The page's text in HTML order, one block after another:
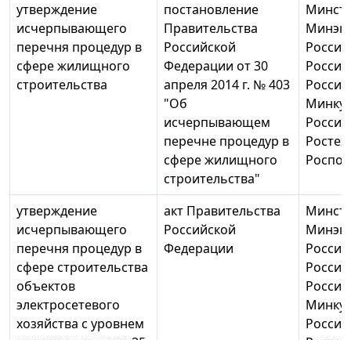
утверждение
исчерпывающего
перечня процедур в
сфере жилищного
строительства
постановление
Правительства
Российской
Федерации от 30
апреля 2014 г. № 403
"Об
исчерпывающем
перечне процедур в
сфере жилищного
строительства"
утверждение
исчерпывающего
перечня процедур в
сфере строительства
объектов
электросетевого
хозяйства с уровнем
акт Правительства
Российской
Федерации